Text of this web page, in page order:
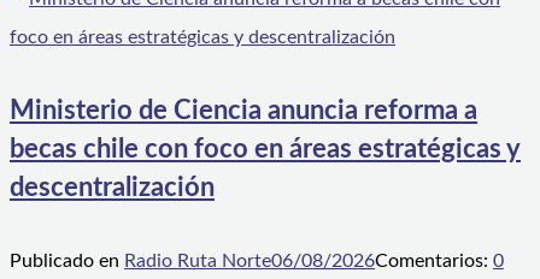
Ministerio de Ciencia anuncia reforma a
becas chile con foco en áreas estratégicas y
descentralización
Publicado en Radio Ruta Norte06/08/2026Comentarios: 0